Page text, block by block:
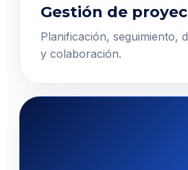
Gestión de
Planificación, seguimiento,
y colaboración.